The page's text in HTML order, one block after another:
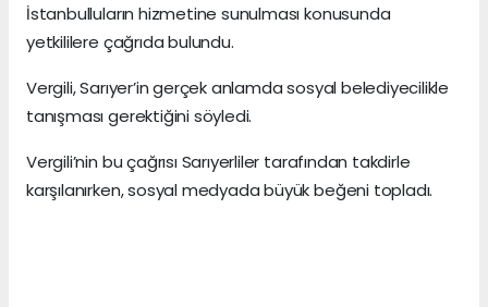
İstanbulluların hizmetine sunulması konusunda
yetkililere çağrıda bulundu.
Vergili, Sarıyer’in gerçek anlamda sosyal belediyecilikle
tanışması gerektiğini söyledi.
Vergili’nin bu çağrısı Sarıyerliler tarafından takdirle
karşılanırken, sosyal medyada büyük beğeni topladı.